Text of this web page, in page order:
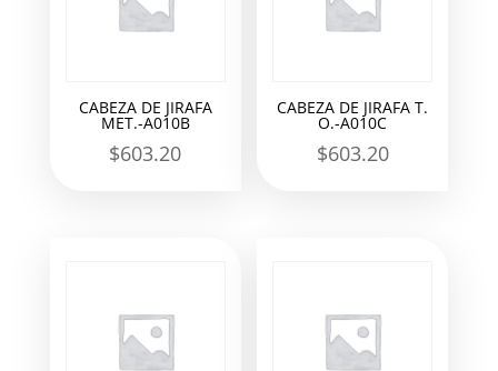
CABEZA DE JIRAFA
MET.-A010B
$603.20
CABEZA DE JIRAFA T.
O.-A010C
$603.20